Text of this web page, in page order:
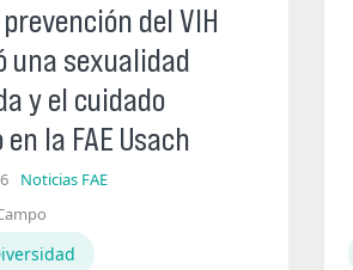
del VIH
una sexualidad
y el cuidado
la FAE Usach
Noticias FAE